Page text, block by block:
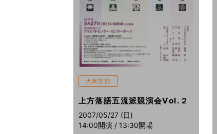
大衆芸能
上方落語五流派競演会Vol.２
2007/05/27 (日)
14:00開演 / 13:30開場